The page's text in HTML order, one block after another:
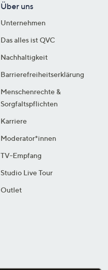
Über uns
Unternehmen
Das alles ist QVC
Nachhaltigkeit
Barrierefreiheitserklärung
Menschenrechte &
Sorgfaltspflichten
Karriere
Moderator*innen
TV-Empfang
Studio Live Tour
Outlet